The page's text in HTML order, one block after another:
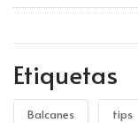
Etiquetas
Balcanes tips